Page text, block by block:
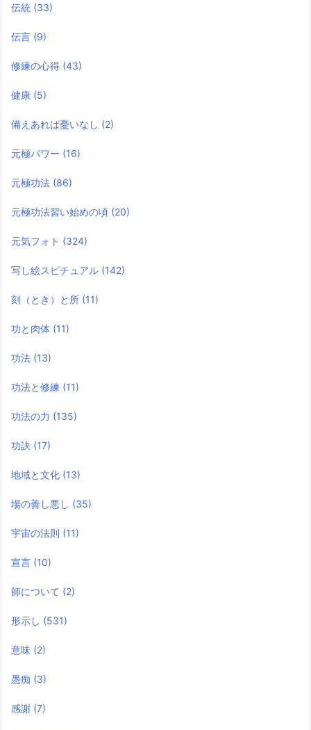
伝統 (33)
伝言 (9)
修練の心得 (43)
健康 (5)
備えあれば憂いなし (2)
元極パワー (16)
元極功法 (86)
元極功法習い始めの頃 (20)
元気フォト (324)
写し絵スピチュアル (142)
刻（とき）と所 (11)
功と肉体 (11)
功法 (13)
功法と修練 (11)
功法の力 (135)
功訣 (17)
地域と文化 (13)
場の善し悪し (35)
宇宙の法則 (11)
宣言 (10)
師について (2)
形示し (531)
意味 (2)
愚痴 (3)
感謝 (7)